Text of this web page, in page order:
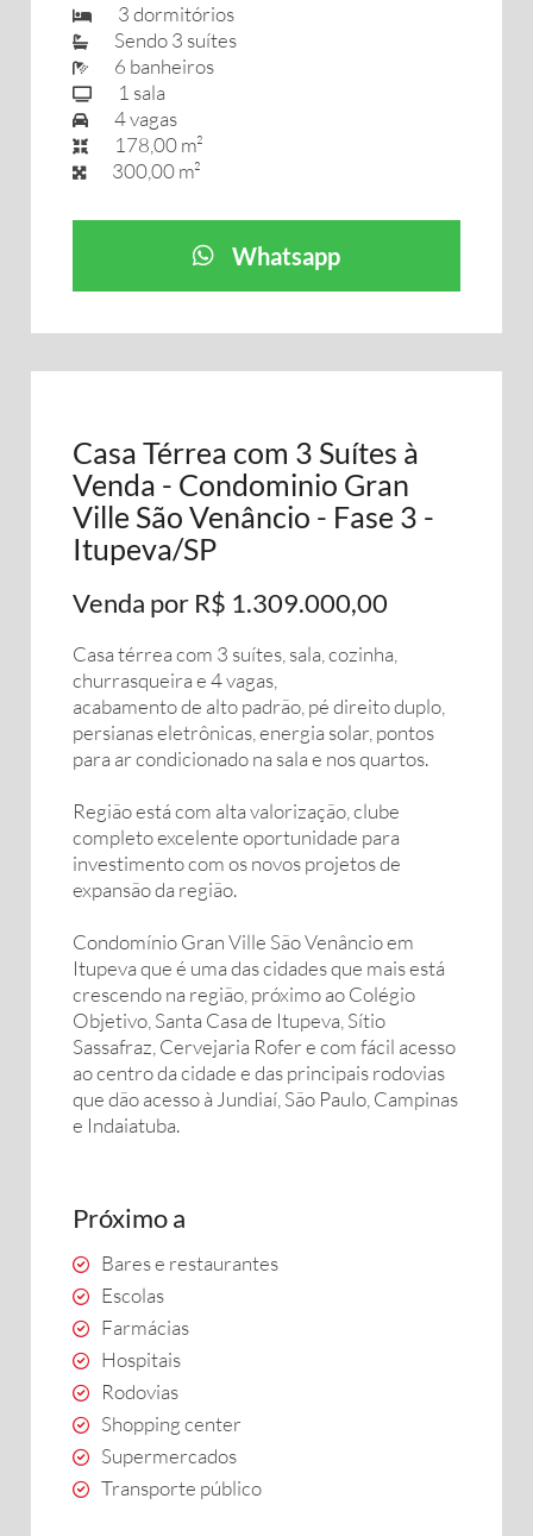
3 dormitórios
Sendo 3 suítes
6 banheiros
1 sala
4 vagas
178,00 m²
300,00 m²
Whatsapp
Casa Térrea com 3 Suítes à
Venda - Condominio Gran
Ville São Venâncio - Fase 3 -
Itupeva/SP
Venda por R$ 1.309.000,00
Casa térrea com 3 suítes, sala, cozinha,
churrasqueira e 4 vagas,
acabamento de alto padrão, pé direito duplo,
persianas eletrônicas, energia solar, pontos
para ar condicionado na sala e nos quartos.
Região está com alta valorização, clube
completo excelente oportunidade para
investimento com os novos projetos de
expansão da região.
Condomínio Gran Ville São Venâncio em
Itupeva que é uma das cidades que mais está
crescendo na região, próximo ao Colégio
Objetivo, Santa Casa de Itupeva, Sítio
Sassafraz, Cervejaria Rofer e com fácil acesso
ao centro da cidade e das principais rodovias
que dão acesso à Jundiaí, São Paulo, Campinas
e Indaiatuba.
Próximo a
Bares e restaurantes
Escolas
Farmácias
Hospitais
Rodovias
Shopping center
Supermercados
Transporte público